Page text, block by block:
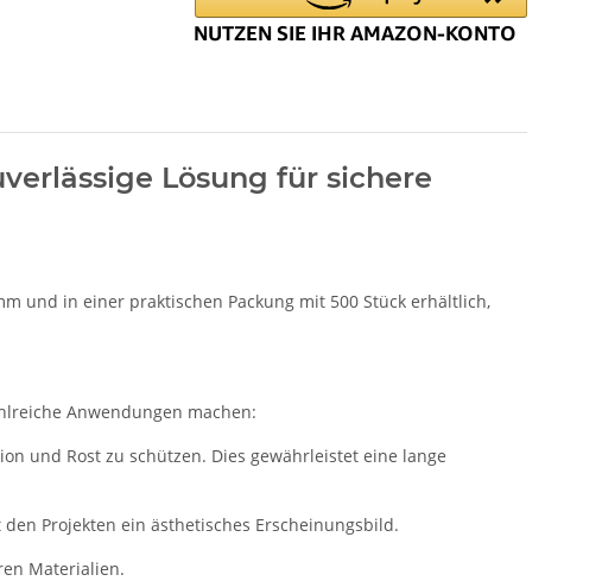
Lösung für sichere
und in einer praktischen Packung mit 500 Stück erhältlich,
Anwendungen machen:
und Rost zu schützen. Dies gewährleistet eine lange
Projekten ein ästhetisches Erscheinungsbild.
Materialien.